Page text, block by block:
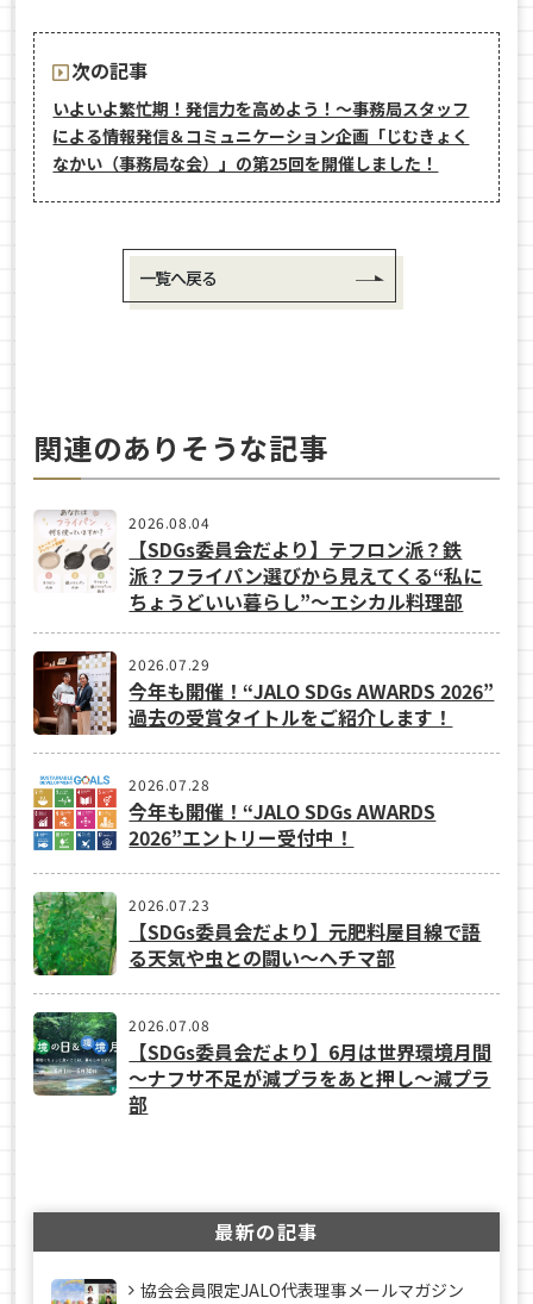
次の記事
いよいよ繁忙期！発信力を高めよう！～事務局スタッフ
による情報発信＆コミュニケーション企画「じむきょく
なかい（事務局な会）」の第25回を開催しました！
一覧へ戻る
関連のありそうな記事
2026.08.04
【SDGs委員会だより】テフロン派？鉄
派？フライパン選びから見えてくる“私に
ちょうどいい暮らし”～エシカル料理部
2026.07.29
今年も開催！“JALO SDGs AWARDS 2026”
過去の受賞タイトルをご紹介します！
2026.07.28
今年も開催！“JALO SDGs AWARDS
2026”エントリー受付中！
2026.07.23
【SDGs委員会だより】元肥料屋目線で語
る天気や虫との闘い～ヘチマ部
2026.07.08
【SDGs委員会だより】6月は世界環境月間
～ナフサ不足が減プラをあと押し～減プラ
部
最新の記事
協会会員限定JALO代表理事メールマガジン